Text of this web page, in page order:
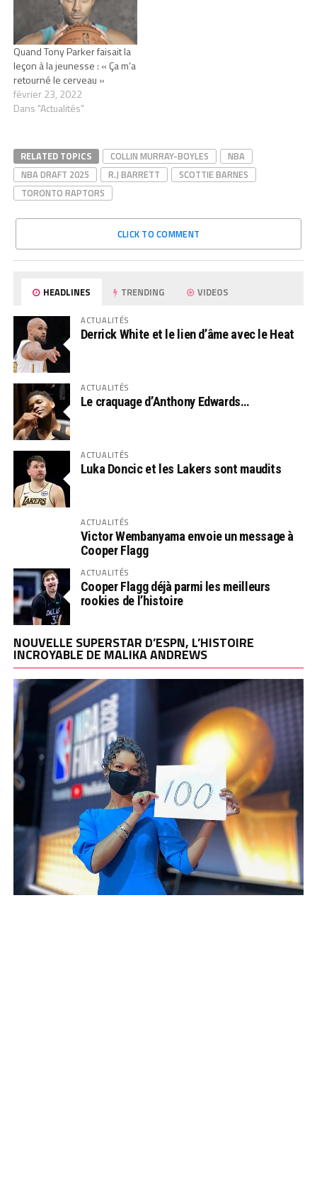
Quand Tony Parker faisait la
leçon à la jeunesse : « Ça m’a
retourné le cerveau »
février 23, 2022
Dans "Actualités"
RELATED TOPICS COLLIN MURRAY-BOYLES
NBA
NBA DRAFT 2025
R.J BARRETT
SCOTTIE BARNES
TORONTO RAPTORS
CLICK TO COMMENT
HEADLINES TRENDING VIDEOS
ACTUALITÉS
Derrick White et le lien d’âme avec le Heat
ACTUALITÉS
Le craquage d’Anthony Edwards…
ACTUALITÉS
Luka Doncic et les Lakers sont maudits
ACTUALITÉS
Victor Wembanyama envoie un message à
Cooper Flagg
ACTUALITÉS
Cooper Flagg déjà parmi les meilleurs
rookies de l’histoire
NOUVELLE SUPERSTAR D’ESPN, L’HISTOIRE
INCROYABLE DE MALIKA ANDREWS